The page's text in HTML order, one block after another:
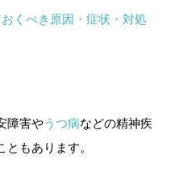
くべき原因・症状・対処
障害やうつ病などの精神疾
もあります。